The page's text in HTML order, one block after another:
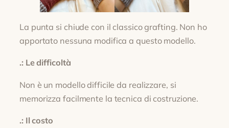
La punta si chiude con il classico grafting. Non ho
apportato nessuna modifica a questo modello.
.: Le difficoltà
Non è un modello difficile da realizzare, si
memorizza facilmente la tecnica di costruzione.
.: Il costo